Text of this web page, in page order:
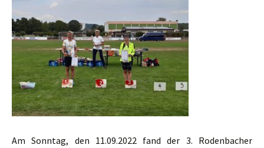
Am Sonntag, den 11.09.2022 fand der 3. Rodenbacher